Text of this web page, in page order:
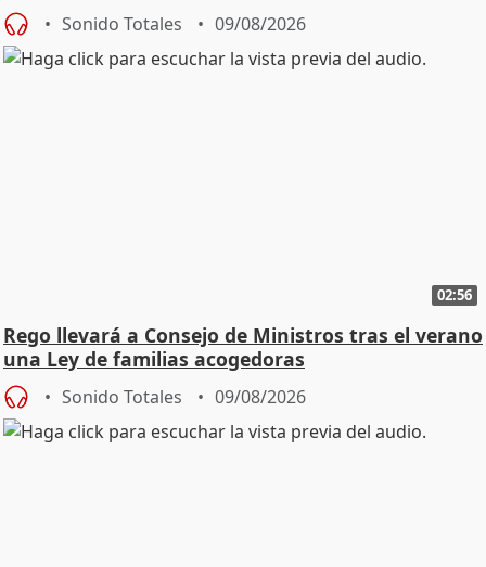
Sonido Totales 09/08/2026
02:56
Rego llevará a Consejo de Ministros tras el verano
una Ley de familias acogedoras
Sonido Totales 09/08/2026